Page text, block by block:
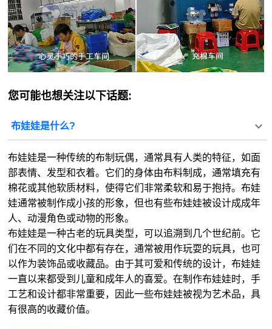
您可能也想关注以下话题:
布娃娃是什么?
布娃娃是一种传统的布制玩偶，通常具有人类的特征，如面
部表情、发型和衣着。它们的身体由布料制成，通常填充有
棉花或其他软质材料，使得它们非常柔软和易于抱持。布娃
娃通常被制作成小孩的形象，但也有些布娃娃被设计成成年
人、动漫角色或动物的形象。
布娃娃是一种古老的玩具类型，可以追溯到几个世纪前。它
们在不同的文化中都有存在，通常被用作玩耍的玩具，也可
以作为装饰品或收藏品。由于其可爱和传统的设计，布娃娃
一直以来都受到儿童和成年人的喜爱。在制作布娃娃时，手
工艺和设计都非常重要，因此一些布娃娃被视为艺术品，具
有很高的收藏价值。